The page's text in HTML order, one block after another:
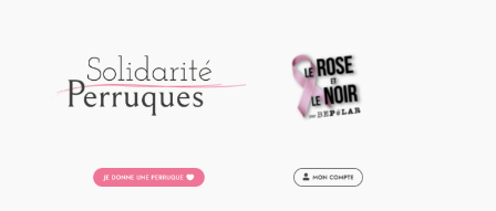
contenu